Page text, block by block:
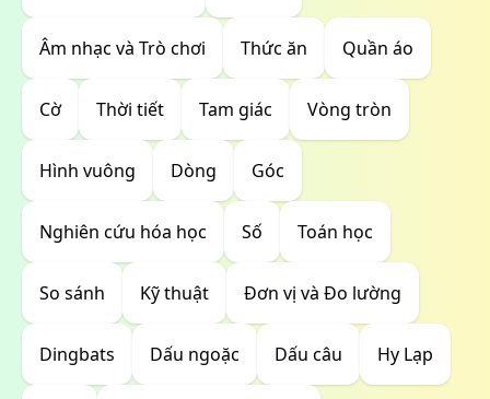
Âm nhạc và Trò chơi Thức ăn Quần áo
Cờ Thời tiết Tam giác Vòng tròn
Hình vuông Dòng Góc
Nghiên cứu hóa học Số Toán học
So sánh Kỹ thuật Đơn vị và Đo lường
Dingbats Dấu ngoặc Dấu câu Hy Lạp